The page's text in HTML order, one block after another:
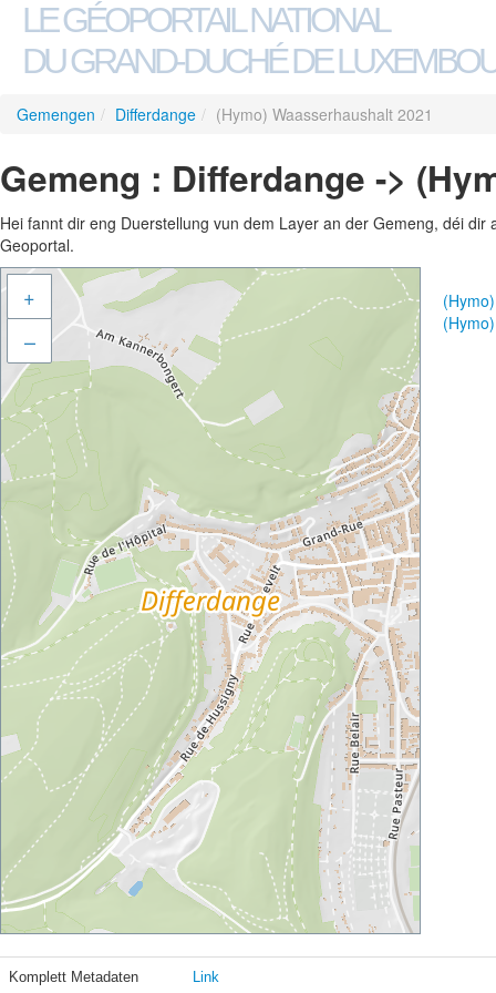
LE GÉOPORTAIL NATIONAL
DU GRAND-DUCHÉ DE
Gemengen / Differdange / (Hymo) Waasserhaushalt 2021
Gemeng : Differdange ->
Hei fannt dir eng Duerstellung vun dem Layer an der Gemeng, déi
Geoportal.
+
–
Komplett Metadaten Link